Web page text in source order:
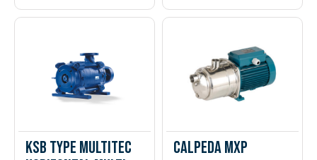
KSB Type Multitec
Calpeda MXP